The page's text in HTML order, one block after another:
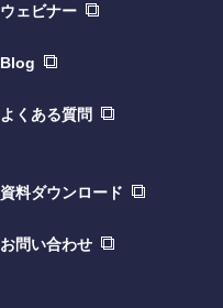
ウェビナー
Blog
よくある質問
資料ダウンロード
お問い合わせ